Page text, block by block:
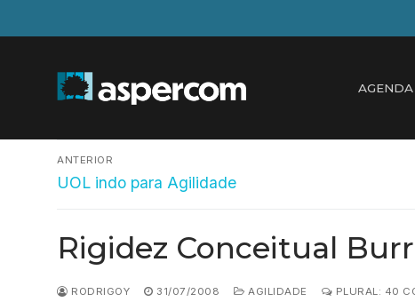
para
conteúdo
AGENDA
Navegação
de
Post
ANTERIOR
Post
UOL indo para Agilidade
Rigidez Conceitual
RODRIGOY 31/07/2008 AGILIDADE PLURAL: 40